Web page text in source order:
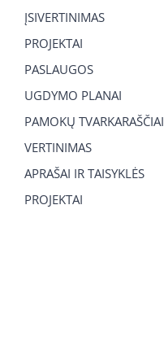
ĮSIVERTINIMAS
PROJEKTAI
PASLAUGOS
UGDYMO PLANAI
PAMOKŲ TVARKARAŠČIAI
VERTINIMAS
APRAŠAI IR TAISYKLĖS
PROJEKTAI